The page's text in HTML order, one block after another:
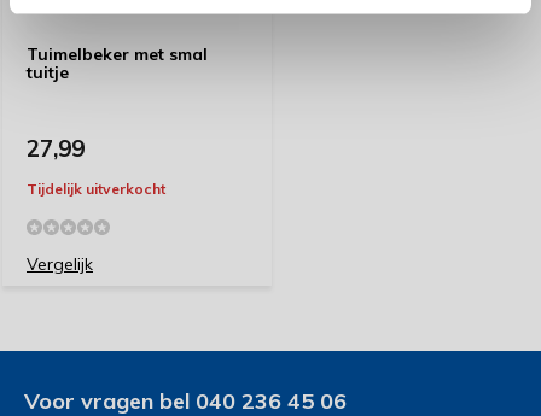
Tuimelbeker met smal
tuitje
27,99
Tijdelijk uitverkocht
Vergelijk
Voor vragen bel 040 236 45 06